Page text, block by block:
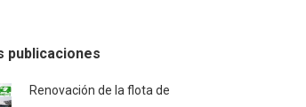
publicaciones
Renovación de la flota de